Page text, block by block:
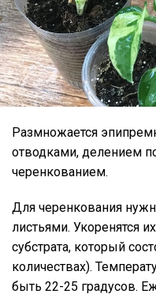
Размножается
отводками, делением
черенкованием.
Для черенкования
листьями. Укоренятся
субстрата, который
количествах).
быть 22-25 градусов.